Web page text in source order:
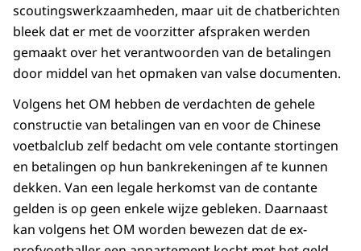
scoutingswerkzaamheden, maar uit de chatberichten
bleek dat er met de voorzitter afspraken werden
gemaakt over het verantwoorden van de betalingen
door middel van het opmaken van valse documenten.
Volgens het OM hebben de verdachten de gehele
constructie van betalingen van en voor de Chinese
voetbalclub zelf bedacht om vele contante stortingen
en betalingen op hun bankrekeningen af te kunnen
dekken. Van een legale herkomst van de contante
gelden is op geen enkele wijze gebleken. Daarnaast
kan volgens het OM worden bewezen dat de ex-